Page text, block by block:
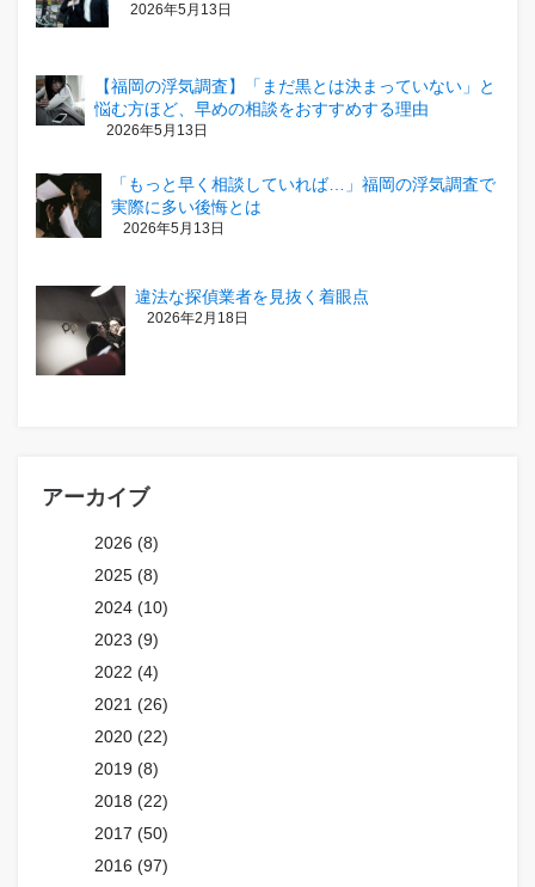
2026年5月13日
【福岡の浮気調査】「まだ黒とは決まっていない」と
悩む方ほど、早めの相談をおすすめする理由
2026年5月13日
「もっと早く相談していれば…」福岡の浮気調査で
実際に多い後悔とは
2026年5月13日
違法な探偵業者を見抜く着眼点
2026年2月18日
アーカイブ
2026 (8)
2025 (8)
2024 (10)
2023 (9)
2022 (4)
2021 (26)
2020 (22)
2019 (8)
2018 (22)
2017 (50)
2016 (97)